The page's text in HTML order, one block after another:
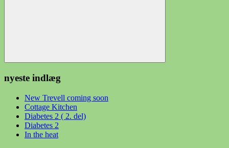
Søg
nyeste indlæg
New Trevell coming soon
Cottage Kitchen
Diabetes 2 ( 2. del)
Diabetes 2
In the heat